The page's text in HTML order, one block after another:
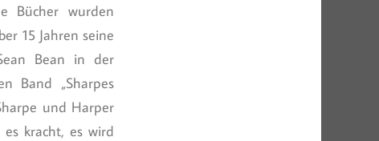
Bücher wurden
15 Jahren seine
Bean in der
Band „Sharpes
und Harper
kracht, es wird